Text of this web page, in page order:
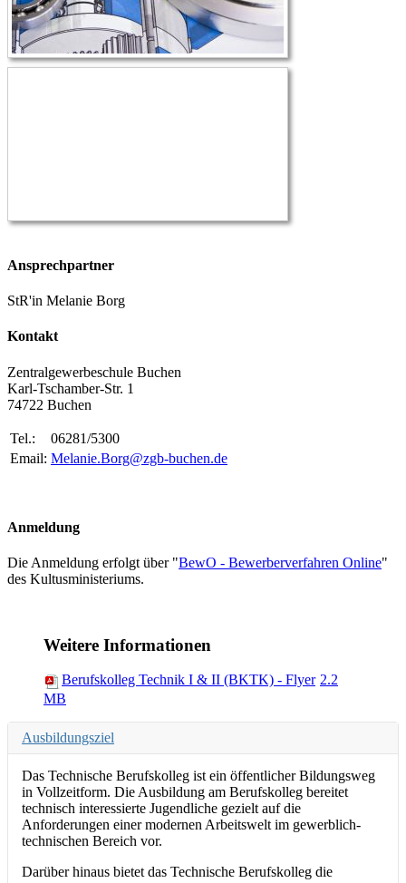
Ansprechpartner
StR'in Melanie Borg
Kontakt
Zentralgewerbeschule Buchen
Karl-Tschamber-Str. 1
74722 Buchen
Tel.:
06281/5300
Email: Melanie.Borg@zgb-buchen.de
Anmeldung
Die Anmeldung erfolgt über "BewO - Bewerberverfahren Online"
des Kultusministeriums.
Weitere Informationen
Berufskolleg Technik I & II (BKTK) - Flyer 2.2
MB
Ausbildungsziel
Das Technische Berufskolleg ist ein öffentlicher Bildungsweg
in Vollzeitform. Die Ausbildung am Berufskolleg bereitet
technisch interessierte Jugendliche gezielt auf die
Anforderungen einer modernen Arbeitswelt im gewerblich-
technischen Bereich vor.
Darüber hinaus bietet das Technische Berufskolleg die